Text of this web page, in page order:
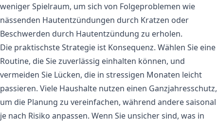
weniger Spielraum, um sich von Folgeproblemen wie
nässenden Hautentzündungen durch Kratzen oder
Beschwerden durch Hautentzündung zu erholen.
Die praktischste Strategie ist Konsequenz. Wählen Sie eine
Routine, die Sie zuverlässig einhalten können, und
vermeiden Sie Lücken, die in stressigen Monaten leicht
passieren. Viele Haushalte nutzen einen Ganzjahresschutz,
um die Planung zu vereinfachen, während andere saisonal
je nach Risiko anpassen. Wenn Sie unsicher sind, was in